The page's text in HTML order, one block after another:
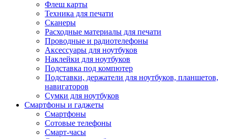
Флеш карты
Техника для печати
Сканеры
Расходные материалы для печати
Проводные и радиотелефоны
Аксессуары для ноутбуков
Наклейки для ноутбуков
Подставка под компютер
Подставки, держатели для ноутбуков, планшетов,
навигаторов
Сумки для ноутбуков
Смартфоны и гаджеты
Смартфоны
Сотовые телефоны
Смарт-часы